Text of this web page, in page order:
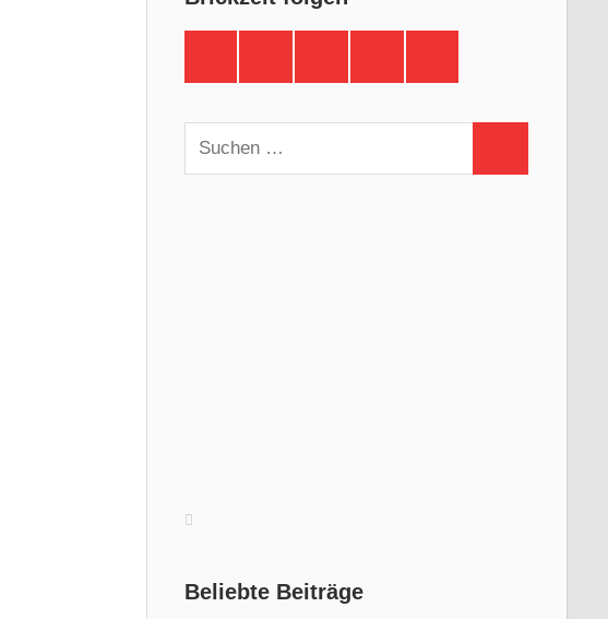
Suchen
nach:
Beliebte Beiträge